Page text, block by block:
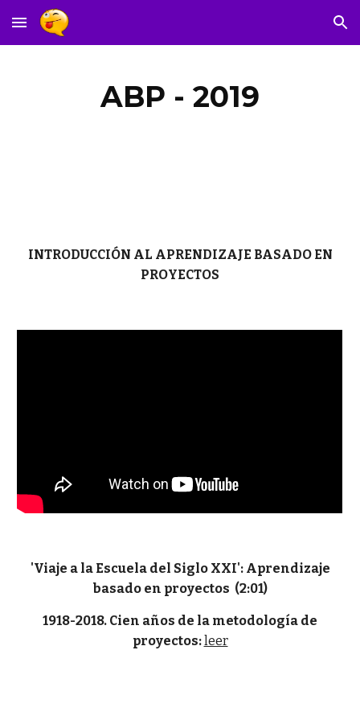
Skip to main content Skip to navigation
ABP - 2019
INTRODUCCIÓN AL APRENDIZAJE BASADO EN
PROYECTOS
'Viaje a la Escuela del Siglo XXI': Aprendizaje
basado en proyectos (2:01)
1918-2018. Cien años de la metodología de
proyectos:leer